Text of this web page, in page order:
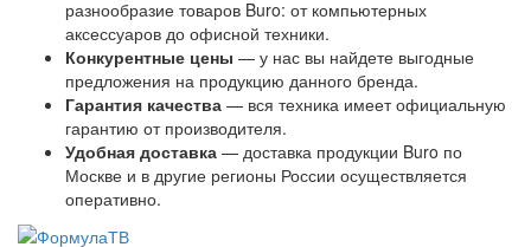
разнообразие товаров Buro: от компьютерных
аксессуаров до офисной техники.
Конкурентные цены — у нас вы найдете выгодные
предложения на продукцию данного бренда.
Гарантия качества — вся техника имеет официальную
гарантию от производителя.
Удобная доставка — доставка продукции Buro по
Москве и в другие регионы России осуществляется
оперативно.